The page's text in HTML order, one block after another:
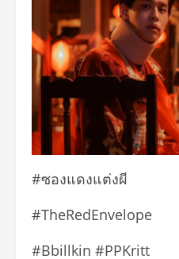
#ซองแดงแต่งผี
#TheRedEnvelope
#Bbillkin #PPKritt